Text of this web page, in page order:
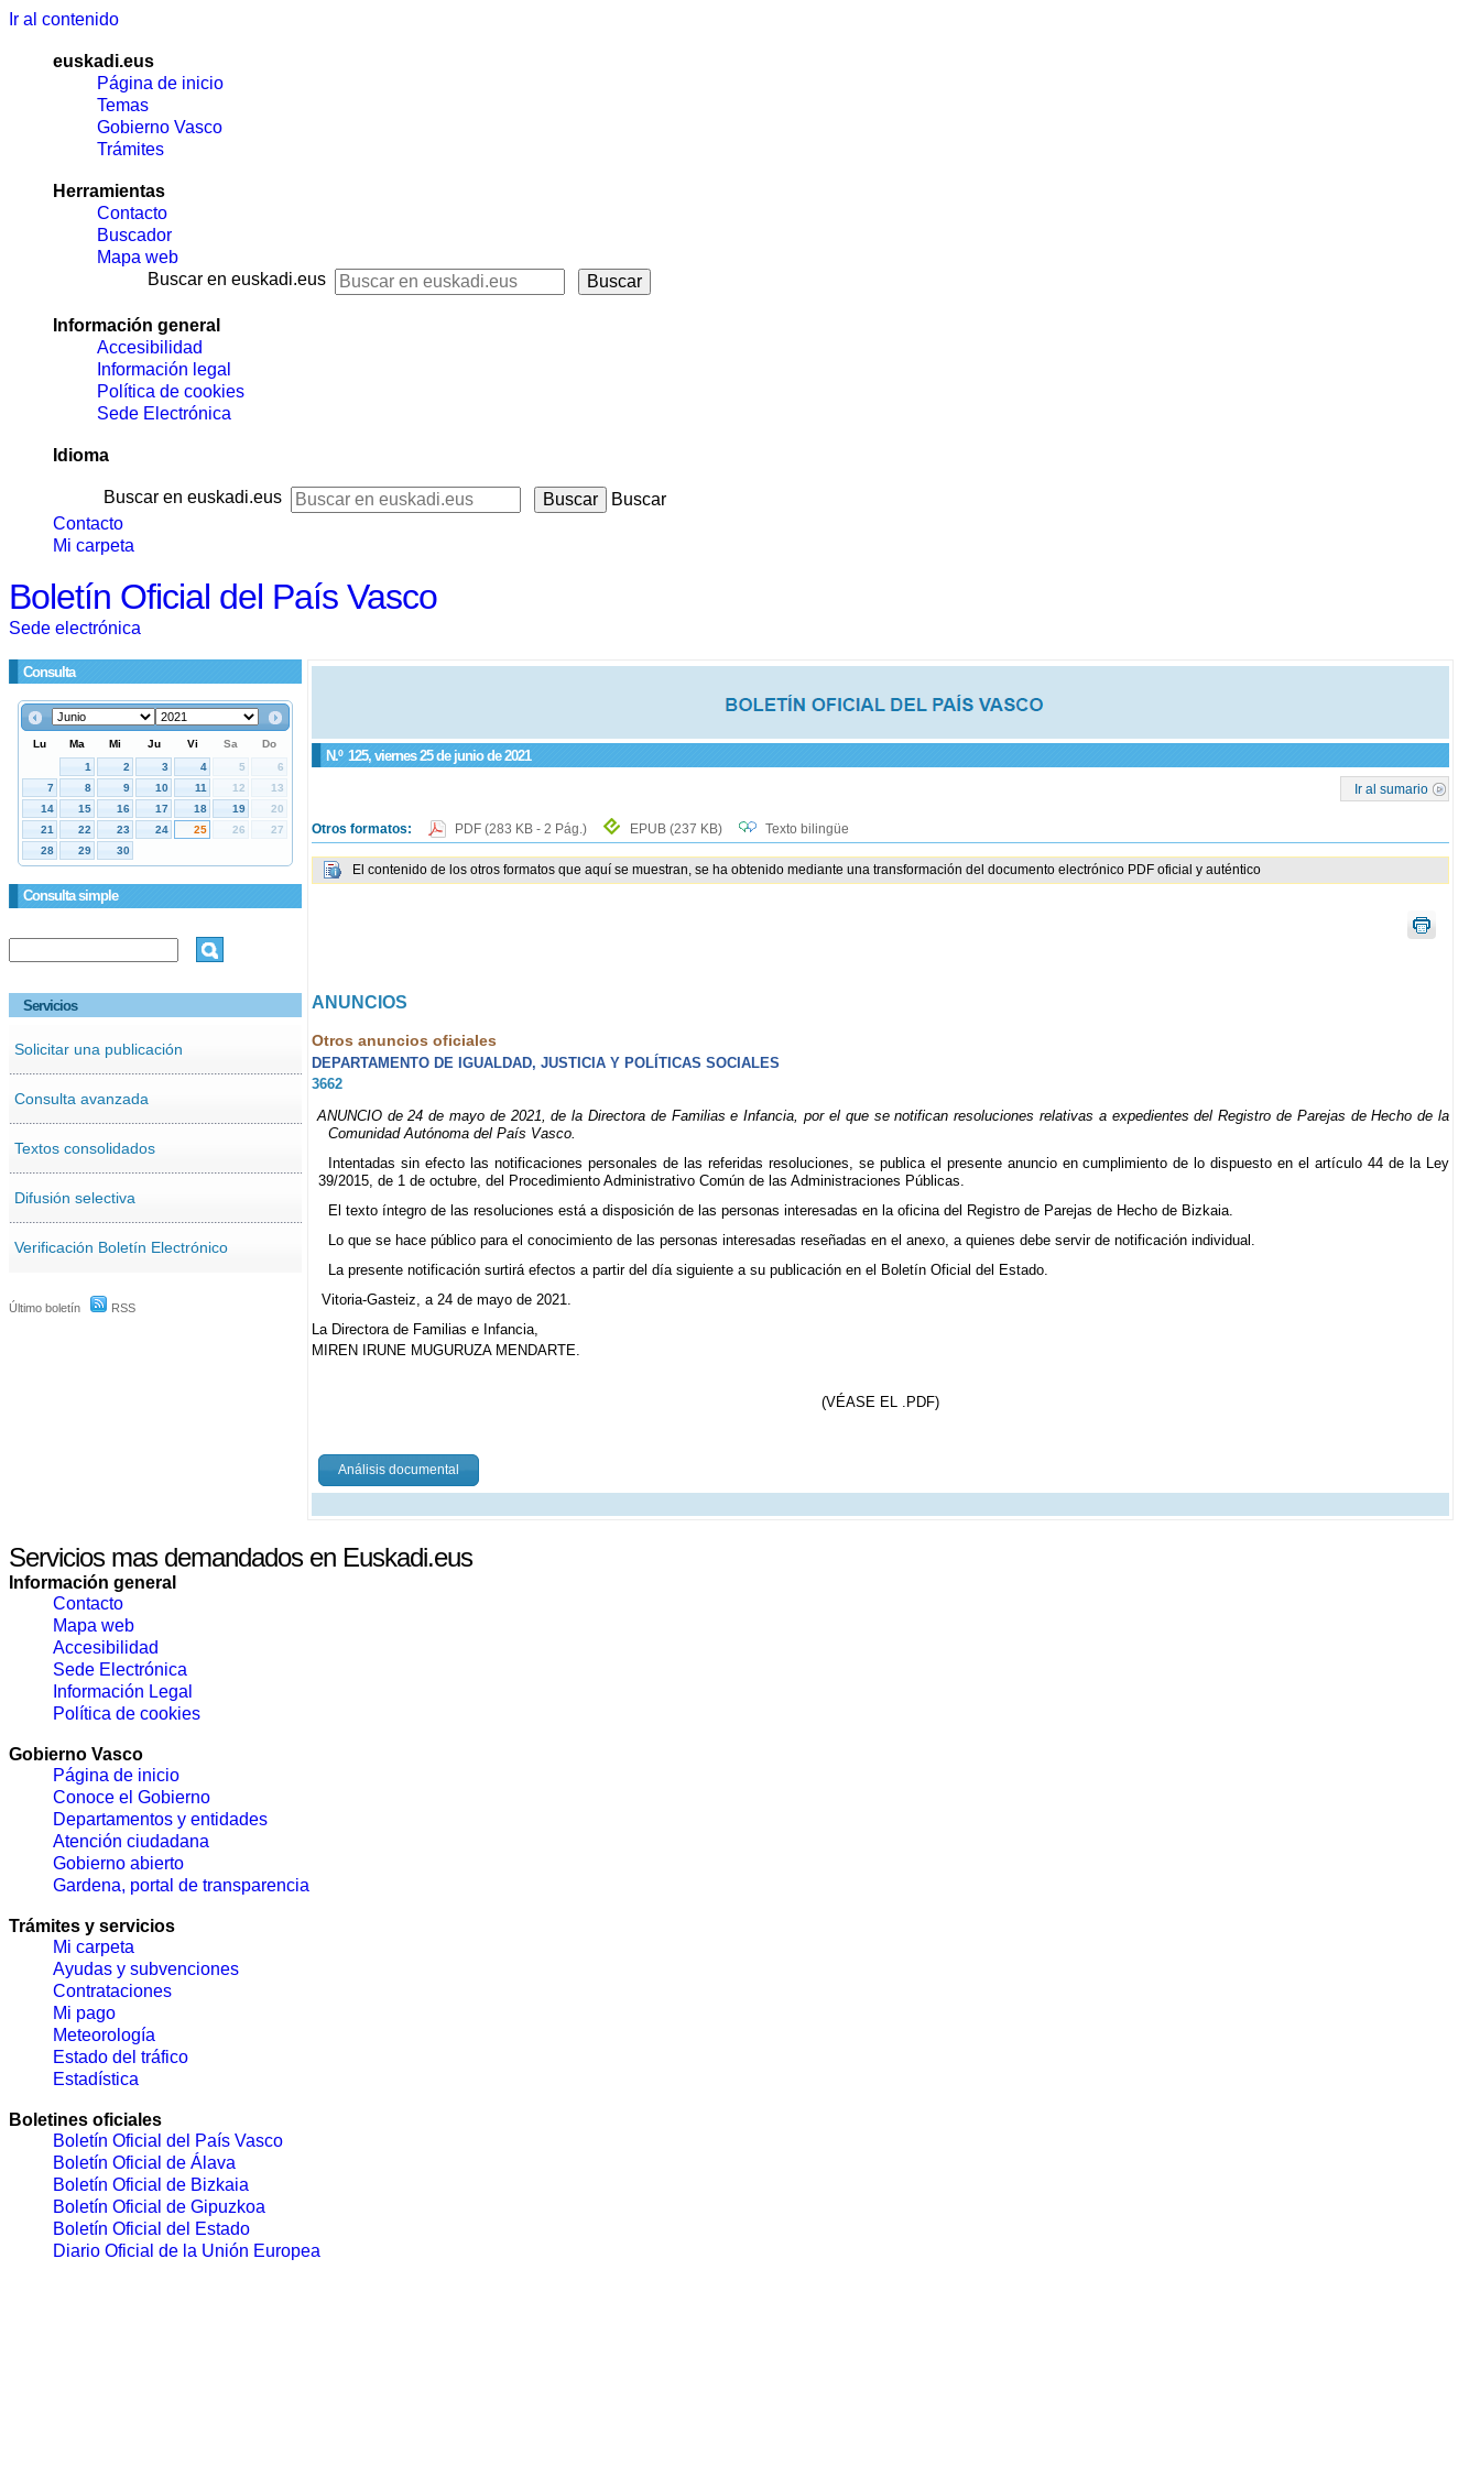
Ir al contenido
euskadi.eus
Página de inicio
Temas
Gobierno Vasco
Trámites
Herramientas
Contacto
Buscador
Mapa web
Buscar en euskadi.eus
Información general
Accesibilidad
Información legal
Política de cookies
Sede Electrónica
Idioma
Buscar en euskadi.eus
Buscar
Contacto
Mi carpeta
Boletín Oficial del País Vasco
Sede electrónica
Consulta
Consulta simple
Servicios
Solicitar una publicación
Consulta avanzada
Textos consolidados
Difusión selectiva
Verificación Boletín Electrónico
Último boletín RSS
N.º 125, viernes 25 de junio de 2021
Ir al sumario
Otros formatos: PDF (283 KB - 2 Pág.) EPUB (237 KB) Texto bilingüe
El contenido de los otros formatos que aquí se muestran, se ha obtenido mediante una transformación del documento electrónico PDF oficial y auténtico
ANUNCIOS
Otros anuncios oficiales
DEPARTAMENTO DE IGUALDAD, JUSTICIA Y POLÍTICAS SOCIALES
3662
ANUNCIO de 24 de mayo de 2021, de la Directora de Familias e Infancia, por el que se notifican resoluciones relativas a expedientes del Registro de Parejas de Hecho de la
Comunidad Autónoma del País Vasco.
Intentadas sin efecto las notificaciones personales de las referidas resoluciones, se publica el presente anuncio en cumplimiento de lo dispuesto en el artículo 44 de la Ley
39/2015, de 1 de octubre, del Procedimiento Administrativo Común de las Administraciones Públicas.
El texto íntegro de las resoluciones está a disposición de las personas interesadas en la oficina del Registro de Parejas de Hecho de Bizkaia.
Lo que se hace público para el conocimiento de las personas interesadas reseñadas en el anexo, a quienes debe servir de notificación individual.
La presente notificación surtirá efectos a partir del día siguiente a su publicación en el Boletín Oficial del Estado.
Vitoria-Gasteiz, a 24 de mayo de 2021.
La Directora de Familias e Infancia,
MIREN IRUNE MUGURUZA MENDARTE.
(VÉASE EL .PDF)
Análisis documental
Servicios mas demandados en Euskadi.eus
Información general
Contacto
Mapa web
Accesibilidad
Sede Electrónica
Información Legal
Política de cookies
Gobierno Vasco
Página de inicio
Conoce el Gobierno
Departamentos y entidades
Atención ciudadana
Gobierno abierto
Gardena, portal de transparencia
Trámites y servicios
Mi carpeta
Ayudas y subvenciones
Contrataciones
Mi pago
Meteorología
Estado del tráfico
Estadística
Boletines oficiales
Boletín Oficial del País Vasco
Boletín Oficial de Álava
Boletín Oficial de Bizkaia
Boletín Oficial de Gipuzkoa
Boletín Oficial del Estado
Diario Oficial de la Unión Europea